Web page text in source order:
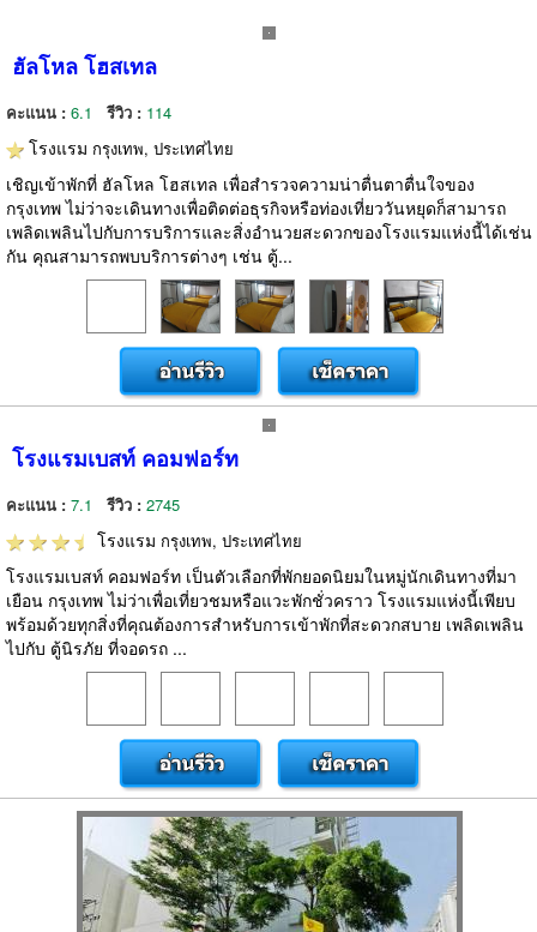
ฮัลโหล โฮสเทล
คะแนน : 6.1 รีวิว : 114
โรงแรม กรุงเทพ, ประเทศไทย
เชิญเข้าพักที่ ฮัลโหล โฮสเทล เพื่อสำรวจความน่าตื่นตาตื่นใจของ
กรุงเทพ ไม่ว่าจะเดินทางเพื่อติดต่อธุรกิจหรือท่องเที่ยววันหยุดก็สามารถ
เพลิดเพลินไปกับการบริการและสิ่งอำนวยสะดวกของโรงแรมแห่งนี้ได้เช่น
กัน คุณสามารถพบบริการต่างๆ เช่น ตู้...
โรงแรมเบสท์ คอมฟอร์ท
คะแนน : 7.1 รีวิว : 2745
โรงแรม กรุงเทพ, ประเทศไทย
โรงแรมเบสท์ คอมฟอร์ท เป็นตัวเลือกที่พักยอดนิยมในหมู่นักเดินทางที่มา
เยือน กรุงเทพ ไม่ว่าเพื่อเที่ยวชมหรือแวะพักชั่วคราว โรงแรมแห่งนี้เพียบ
พร้อมด้วยทุกสิ่งที่คุณต้องการสำหรับการเข้าพักที่สะดวกสบาย เพลิดเพลิน
ไปกับ ตู้นิรภัย ที่จอดรถ ...